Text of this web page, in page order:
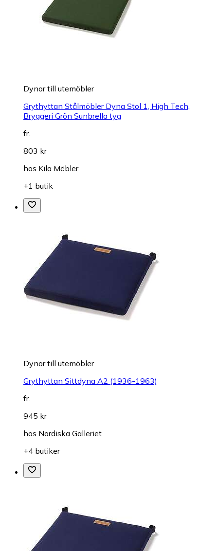
Dynor till utemöbler
Grythyttan Stålmöbler Dyna Stol 1, High Tech,
Bryggeri Grön Sunbrella tyg
fr.
803 kr
hos Kila Möbler
+1 butik
Dynor till utemöbler
Grythyttan Sittdyna A2 (1936-1963)
fr.
945 kr
hos Nordiska Galleriet
+4 butiker